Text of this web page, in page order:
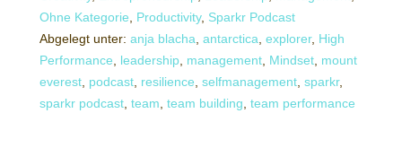
Ohne Kategorie
Productivity, Sparkr Podcast
Abgelegt unter: anja blacha antarctica explorer, High
Performance
leadership management Mindset mount
everest podcast resilience selfmanagement sparkr,
sparkr podcast team team building team performance